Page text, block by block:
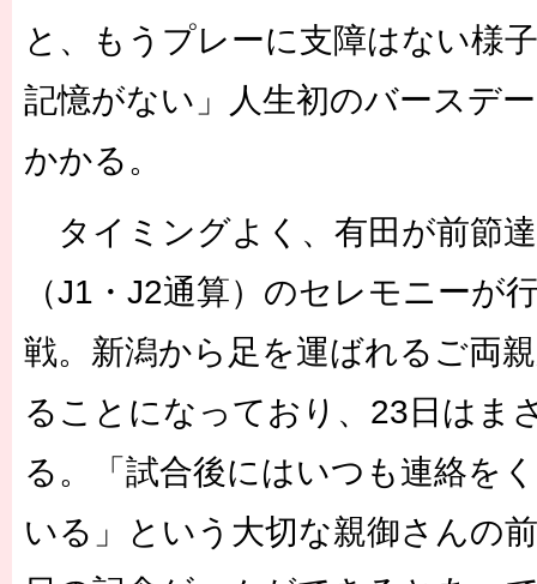
と、もうプレーに支障はない様
記憶がない」人生初のバースデ
かかる。
タイミングよく、有田が前節
（J1・J2通算）のセレモニーが
戦。新潟から足を運ばれるご両
ることになっており、23日はま
る。「試合後にはいつも連絡を
いる」という大切な親御さんの